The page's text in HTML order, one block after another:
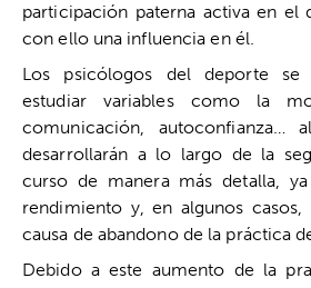
participación paterna activa en el
con ello una influencia en él.
Los psicólogos del deporte se
estudiar variables como la
comunicación, autoconfianza…
desarrollarán a lo largo de la
curso de manera más detalla,
rendimiento y, en algunos
causa de abandono de la práctica
Debido a este aumento de la